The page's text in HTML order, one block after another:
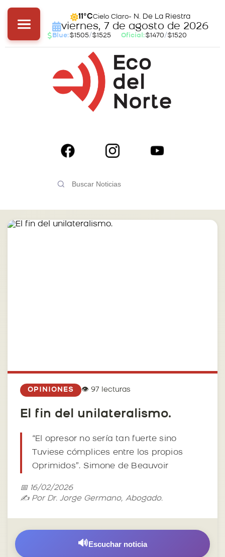
11°CCielo Claro- N. De La Riestra
viernes, 7 de agosto de 2026
Blue:$1505/$1525 Oficial:$1470/$1520
OPINIONES 👁️ 97 lecturas
El fin del unilateralismo.
“El opresor no sería tan fuerte sino
Tuviese cómplices entre los propios
Oprimidos”. Simone de Beauvoir
📅 16/02/2026
✍️ Por Dr. Jorge Germano, Abogado.
🔊Escuchar noticia